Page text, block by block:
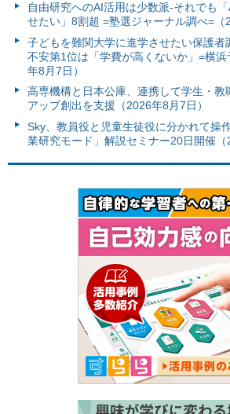
自由研究へのAI活用は少数派-それでも
せたい」8割超 =塾選ジャーナル調べ=（
子どもを難関大学に進学させたい保護者
不安第1位は「学費が高くないか」=横
年8月7日）
高専機構と日本公庫、連携して学生・教
アップ創出を支援（2026年8月7日）
Sky、教員役と児童生徒役に分かれて操
業研究モード」解説セミナー20日開催（